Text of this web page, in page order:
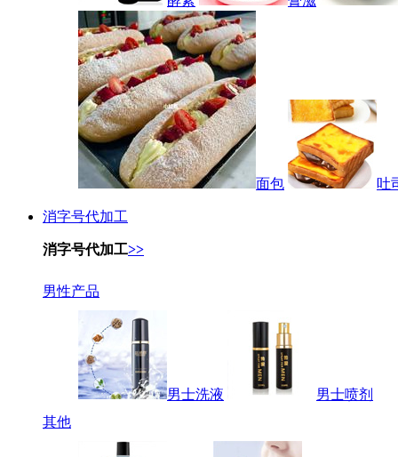
面包 吐
消字号代加工
消字号代加工>>
男性产品
男士洗液
男士喷剂
其他